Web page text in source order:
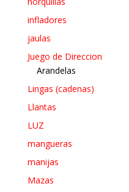
infladores
jaulas
Juego de Direccion
Arandelas
Lingas (cadenas)
Llantas
LUZ
mangueras
manijas
Mazas